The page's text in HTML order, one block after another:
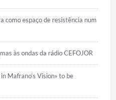
como espaço de resistência num
às ondas da rádio CEFOJOR
Mafrano’s Vision» to be